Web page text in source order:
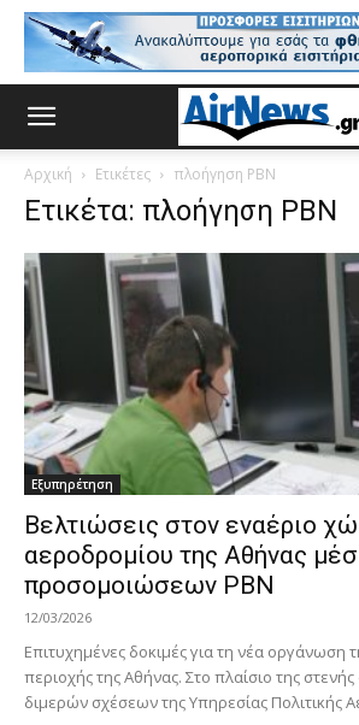
Αρχική Ετικέτες πλοήγηση PBN
Ετικέτα: πλοήγηση PBN
Εξυπηρέτηση
Βελτιώσεις στον εναέριο
αεροδρομίου της Αθήνας
προσομοιώσεων PBN
12/03/2026
Επιτυχημένες δοκιμές για τη νέα οργάνωση
περιοχής της Αθήνας. Στο πλαίσιο της
διμερών σχέσεων της Υπηρεσίας Πολιτικής